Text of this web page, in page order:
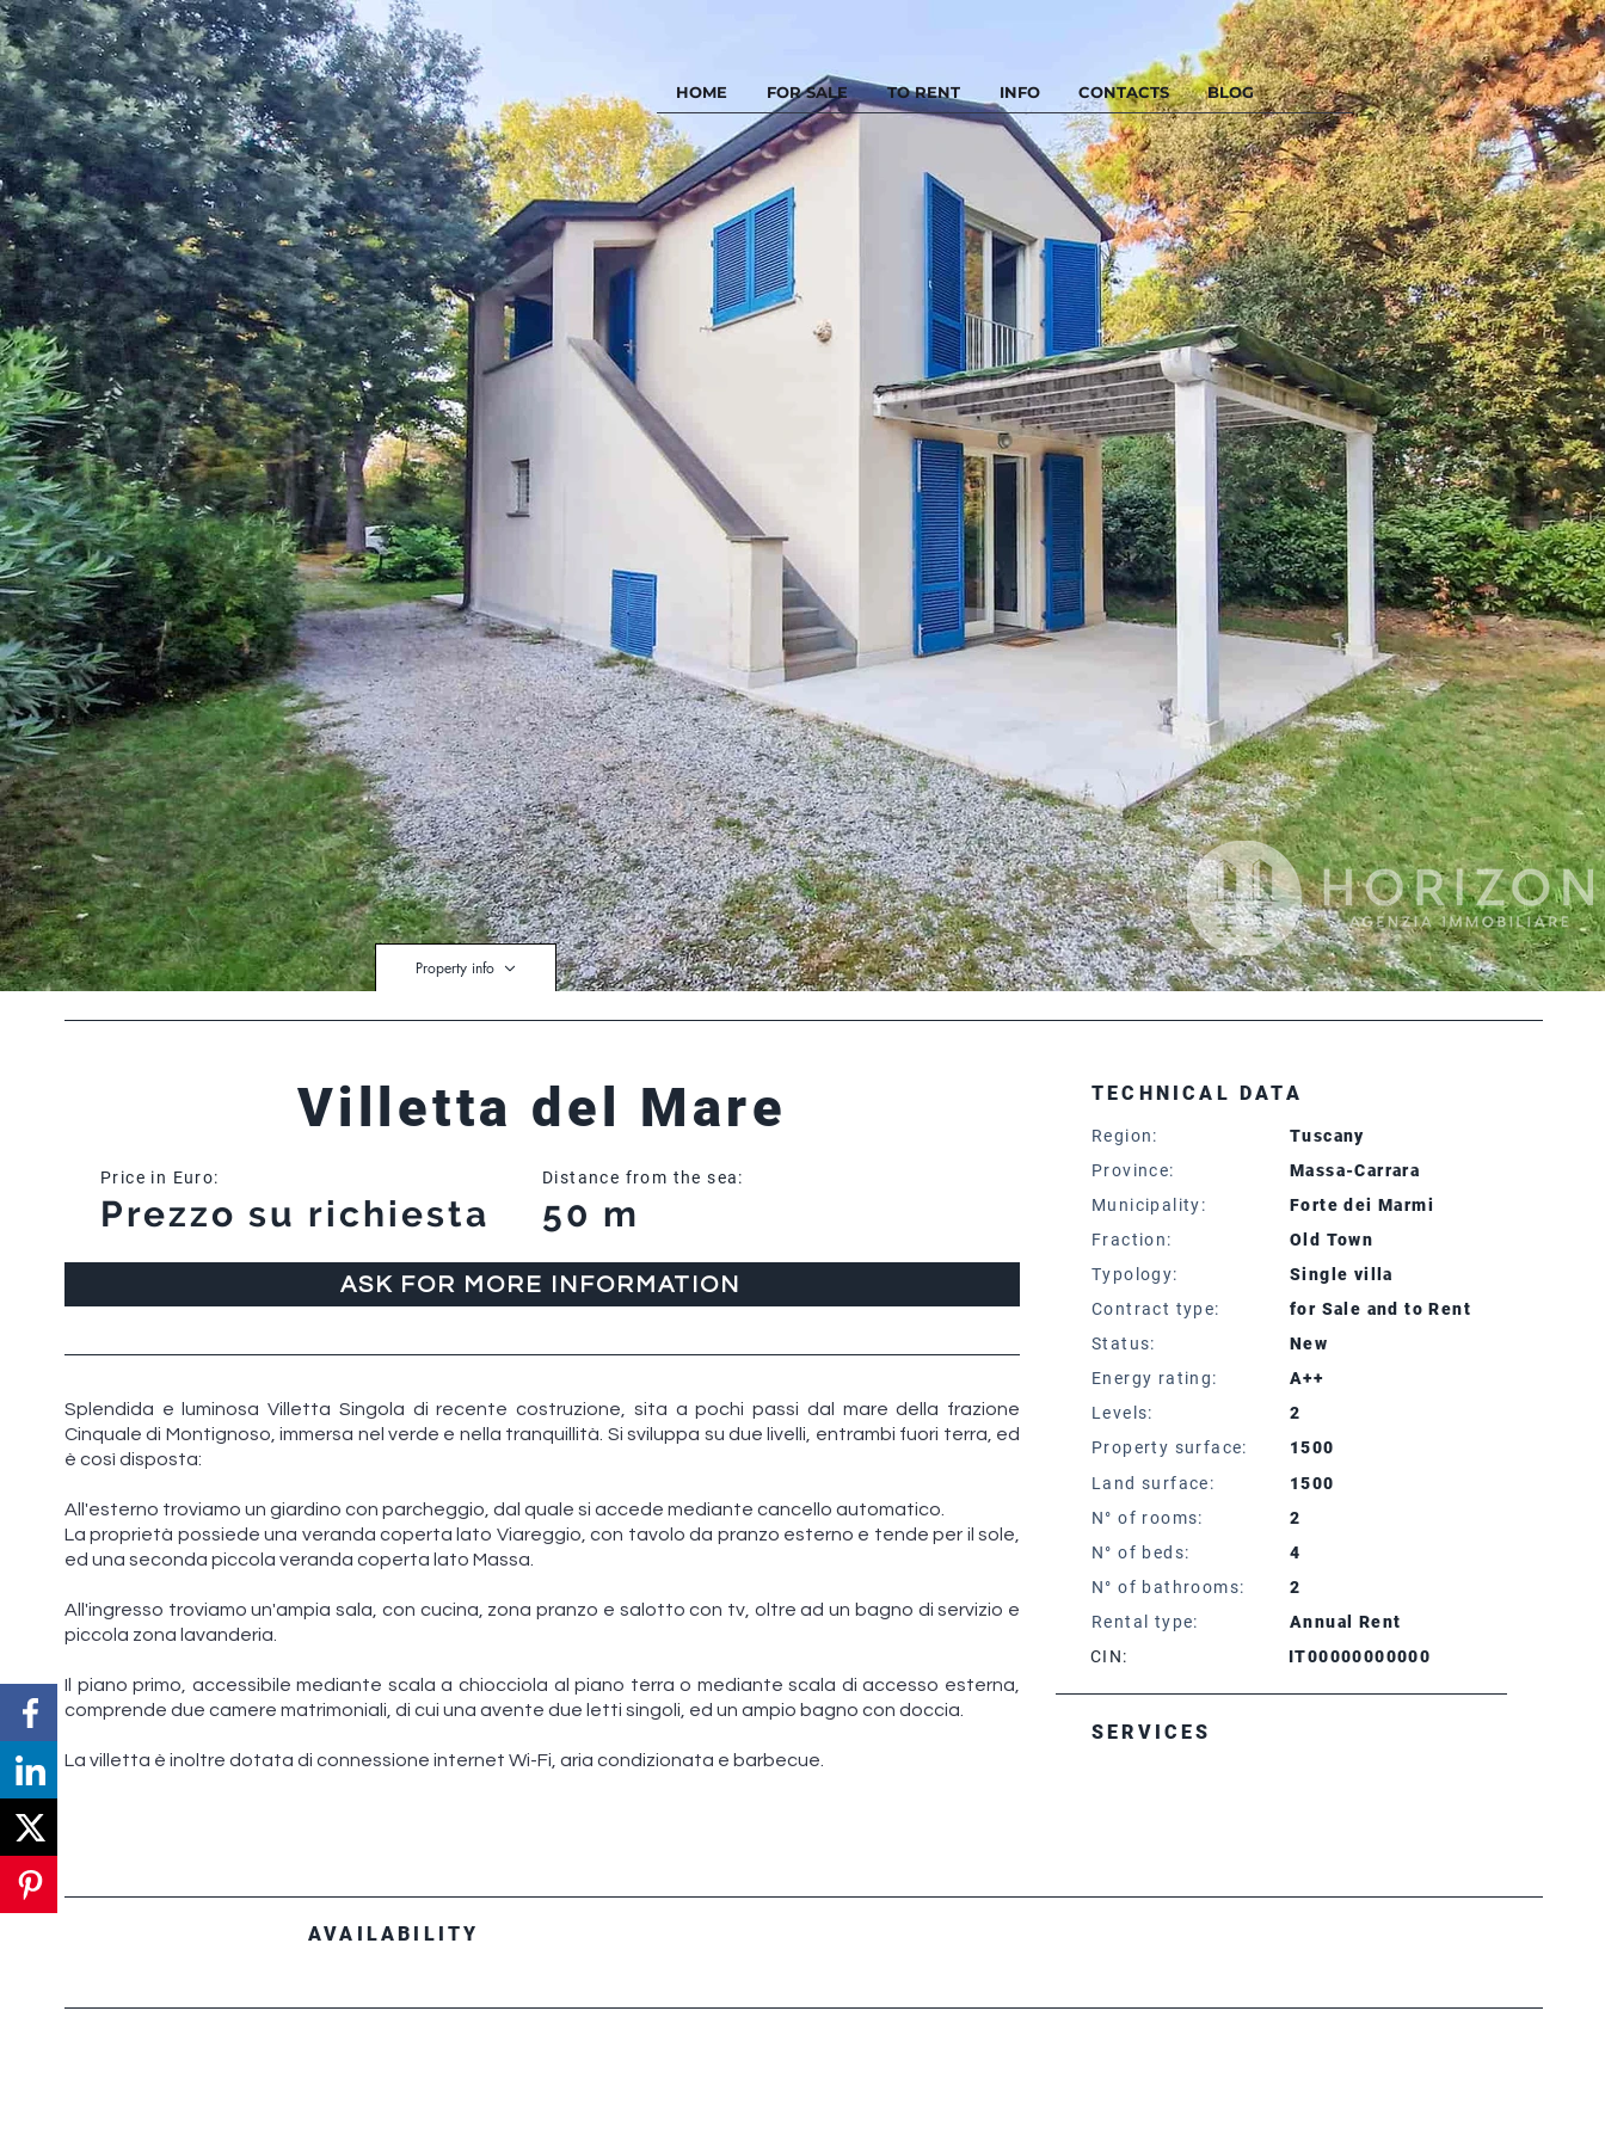
HOME FOR SALE TO RENT INFO CONTACTS BLOG
Property info
Villetta del Mare
Price in Euro:
Prezzo su richiesta
Distance from the sea:
50 m
ASK FOR MORE INFORMATION
Splendida e luminosa Villetta Singola di recente costruzione, sita a pochi passi dal mare della frazione
Cinquale di Montignoso, immersa nel verde e nella tranquillità. Si sviluppa su due livelli, entrambi fuori terra, ed
è così disposta:
All'esterno troviamo un giardino con parcheggio, dal quale si accede mediante cancello automatico.
La proprietà possiede una veranda coperta lato Viareggio, con tavolo da pranzo esterno e tende per il sole,
ed una seconda piccola veranda coperta lato Massa.
All'ingresso troviamo un'ampia sala, con cucina, zona pranzo e salotto con tv, oltre ad un bagno di servizio e
piccola zona lavanderia.
Il piano primo, accessibile mediante scala a chiocciola al piano terra o mediante scala di accesso esterna,
comprende due camere matrimoniali, di cui una avente due letti singoli, ed un ampio bagno con doccia.
La villetta è inoltre dotata di connessione internet Wi-Fi, aria condizionata e barbecue.
TECHNICAL DATA
Region:
Tuscany
Province:
Massa-Carrara
Municipality:
Forte dei Marmi
Fraction:
Old Town
Typology:
Single villa
Contract type:
for Sale and to Rent
Status:
New
Energy rating:
A++
Levels:
2
Property surface:
1500
Land surface:
1500
N° of rooms:
2
N° of beds:
4
N° of bathrooms:
2
Rental type:
Annual Rent
CIN:
IT00000000000
SERVICES
AVAILABILITY